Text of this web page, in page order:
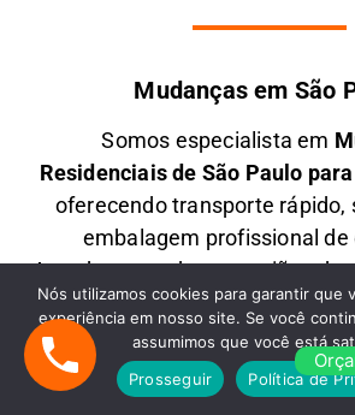
Mudanças em São
Somos especialista em M
Residenciaisde São Paulo
oferecendo transporte rápido,
embalagem profissional de
Atendemos todas as regiões da
SP, garantindo pontualidade,
o melhor custo-benefício
todos os portes para qualquer
Nós utilizamos cookies para garantir que
experiência em nosso site. Se você
assumimos que você está
Prosseguir
Política de